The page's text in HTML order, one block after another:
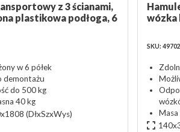
z 3 ścianami,
plastikowa podłoga, 6
w 6 półek
demontażu
do 500 kg
40 kg
(DłxSzxWys)
wózka
SKU: 49702
Masa